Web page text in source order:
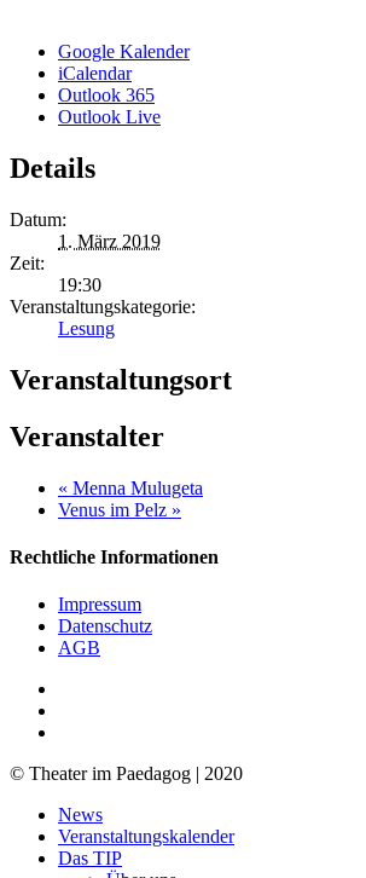
Google Kalender
iCalendar
Outlook 365
Outlook Live
Details
Datum:
1. März 2019
Zeit:
19:30
Veranstaltungskategorie:
Lesung
Veranstaltungsort
Veranstalter
« Menna Mulugeta
Venus im Pelz »
Rechtliche Informationen
Impressum
Datenschutz
AGB
© Theater im Paedagog | 2020
Close
Menu
News
Veranstaltungskalender
Das TIP